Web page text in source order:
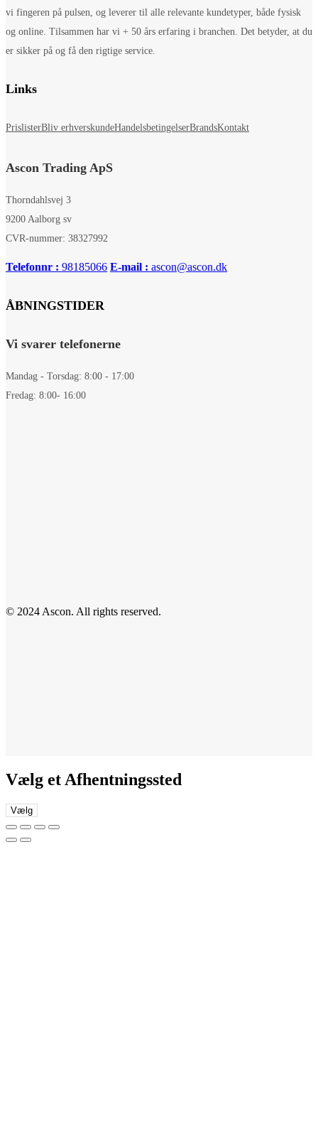
vi fingeren på pulsen, og leverer til alle relevante kundetyper, både fysisk
og online. Tilsammen har vi + 50 års erfaring i branchen. Det betyder, at du
er sikker på og få den rigtige service.
Links
PrislisterBliv erhverskundeHandelsbetingelserBrandsKontakt
Ascon Trading ApS
Thorndahlsvej 3
9200 Aalborg sv
CVR-nummer: 38327992
Telefonnr : 98185066 E-mail : ascon@ascon.dk
ÅBNINGSTIDER
Vi svarer telefonerne
Mandag - Torsdag: 8:00 - 17:00
Fredag: 8:00- 16:00
© 2024 Ascon. All rights reserved.
Vælg et Afhentningssted
Vælg